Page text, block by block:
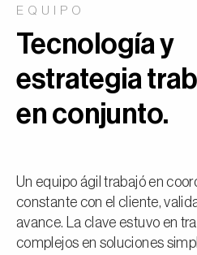
EQUIPO
Tecnología y
estrategia
en conjunto.
Un equipo ágil trabajó en
constante con el cliente,
avance. La clave estuvo en
complejos en soluciones